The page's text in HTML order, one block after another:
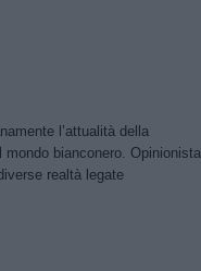
l’attualità della
bianconero. Opinionista
realtà legate